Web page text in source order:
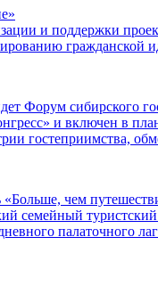
и поддержки
гражданской
Форум сибирского
и включен в
гостеприимства,
чем
семейный
палаточного